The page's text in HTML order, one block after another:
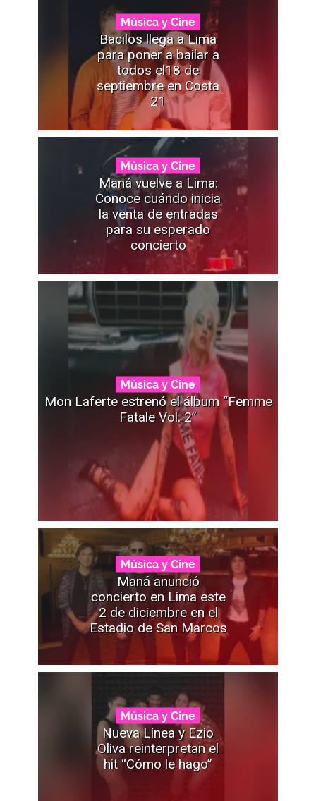
Música y Cine
Bacilos llega a Lima
para poner a bailar a
todos el18 de
septiembre en Costa
21
Música y Cine
Maná vuelve a Lima:
Conoce cuándo inicia
la venta de entradas
para su esperado
concierto
Música y Cine
Mon Laferte estrenó el álbum “Femme
Fatale Vol. 2”
Música y Cine
Maná anunció
concierto en Lima este
2 de diciembre en el
Estadio de San Marcos
Música y Cine
Nueva Línea y Ezio
Oliva reinterpretan el
hit “Cómo le hago”